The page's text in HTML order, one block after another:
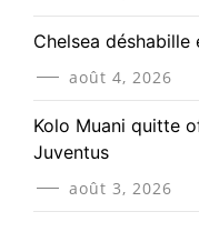
Chelsea
août 4, 2026
Kolo Muani quitte
Juventus
août 3, 2026